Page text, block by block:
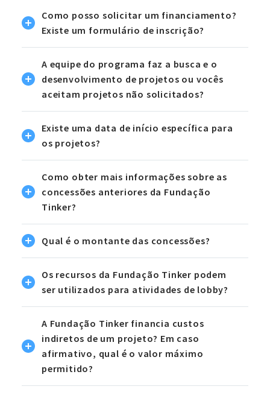
Como posso solicitar um financiamento?
Existe um formulário de inscrição?
A equipe do programa faz a busca e o
desenvolvimento de projetos ou vocês
aceitam projetos não solicitados?
Existe uma data de início específica para
os projetos?
Como obter mais informações sobre as
concessões anteriores da Fundação
Tinker?
Qual é o montante das concessões?
Os recursos da Fundação Tinker podem
ser utilizados para atividades de lobby?
A Fundação Tinker financia custos
indiretos de um projeto? Em caso
afirmativo, qual é o valor máximo
permitido?